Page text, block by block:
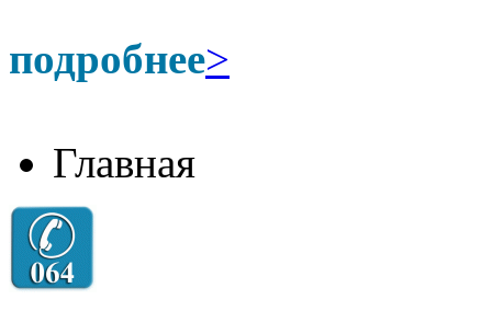
подробнее>
Главная